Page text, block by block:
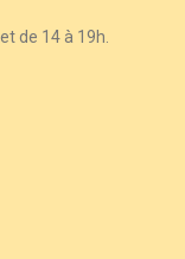
de 14 à 19h.